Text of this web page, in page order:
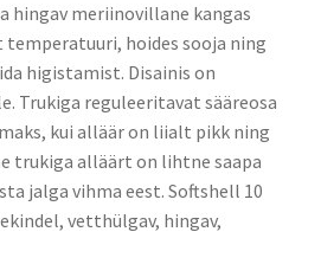
hingav meriinovillane kangas
hoides sooja ning
higistamist. Disainis on
Trukiga reguleeritavat sääreosa
kui alläär on liialt pikk ning
trukiga alläärt on lihtne saapa
jalga vihma eest. Softshell 10
vetthülgav, hingav,